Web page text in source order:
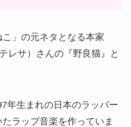
こ」の元ネタとなる本家
レサ）さんの『野良猫』と
年生まれの日本のラッパー
ラップ音楽を作っていま